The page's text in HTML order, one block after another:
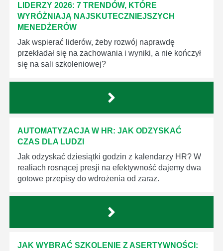
LIDERZY 2026: 7 TRENDÓW, KTÓRE
WYRÓŻNIAJĄ NAJSKUTECZNIEJSZYCH
MENEDŻERÓW
Jak wspierać liderów, żeby rozwój naprawdę
przekładał się na zachowania i wyniki, a nie kończył
się na sali szkoleniowej?
AUTOMATYZACJA W HR: JAK ODZYSKAĆ
CZAS DLA LUDZI
Jak odzyskać dziesiątki godzin z kalendarzy HR? W
realiach rosnącej presji na efektywność dajemy dwa
gotowe przepisy do wdrożenia od zaraz.
JAK WYBRAĆ SZKOLENIE Z ASERTYWNOŚCI: